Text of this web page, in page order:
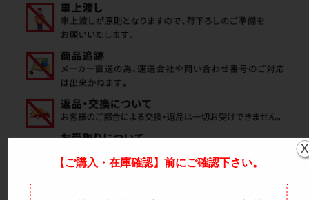
【ご購入・在庫確認】前にご確認下さい。
X